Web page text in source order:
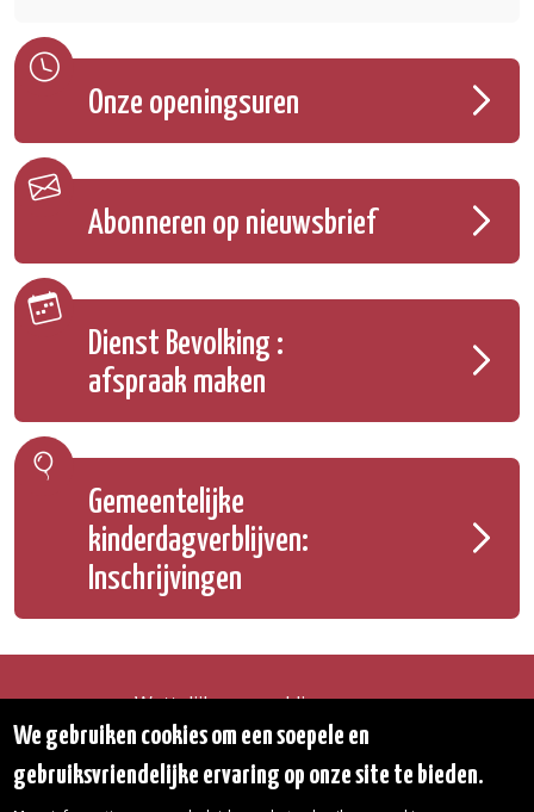
Onze openingsuren
Abonneren op nieuwsbrief
Dienst Bevolking :
afspraak maken
Gemeentelijke
kinderdagverblijven:
Inschrijvingen
Wettelijke vermeldingen
Toegankelijkheidsverklaring
Toegang tot het Gemeentehuis
We gebruiken cookies om een soepele en
gebruiksvriendelijke ervaring op onze site te bieden.